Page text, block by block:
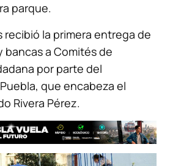
parque.
recibió la primera entrega de
a Comités de
por parte del
que encabeza el
Rivera Pérez.